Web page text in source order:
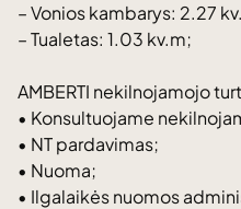
– Vonios kambarys: 2.27
– Tualetas: 1.03 kv.m;
AMBERTI nekilnojamojo
• Konsultuojame
• NT pardavimas;
• Nuoma;
• Ilgalaikės nuomos